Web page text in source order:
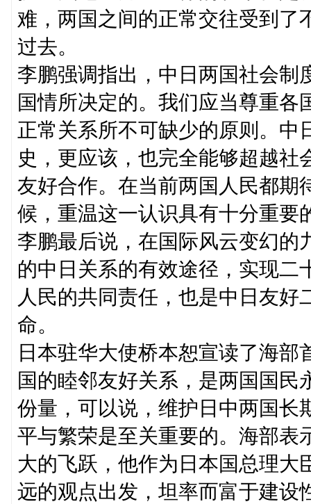
难，两国之间的正常交往受到了
过去。
李鹏强调指出，中日两国社会制
国情所决定的。我们应当尊重
正常关系所不可缺少的原则。中
史，更应该，也完全能够超越
友好合作。在当前两国人民都期
候，重温这一认识具有十分重要
李鹏最后说，在国际风云变幻的
的中日关系的有效途径，实现二
人民的共同责任，也是中日友
命。
日本驻华大使桥本恕宣读了海
国的睦邻友好关系，是两国国
份量，可以说，维护日中两国长
平与繁荣是至关重要的。海部表
大的飞跃，他作为日本国总理大
远的观点出发，坦率而富于建设